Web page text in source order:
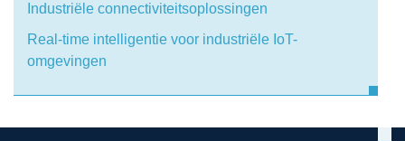
Industriële connectiviteitsoplossingen
Real-time intelligentie voor industriële IoT-
omgevingen